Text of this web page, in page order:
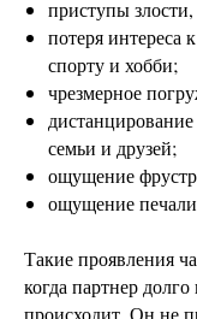
приступы злости,
потеря интереса
спорту и хобби;
чрезмерное
семьи и друзей;
ощущение
ощущение
Такие проявления
когда партнер
происходит. Он не